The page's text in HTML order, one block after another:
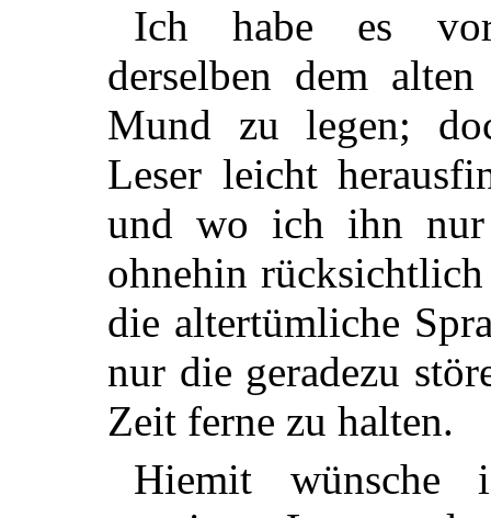
Ich habe es
derselben dem
Mund zu legen;
Leser leicht
und wo ich ihn nur
ohnehin
die altertümliche
nur die geradezu
Zeit ferne zu halten.
Hiemit wünsche